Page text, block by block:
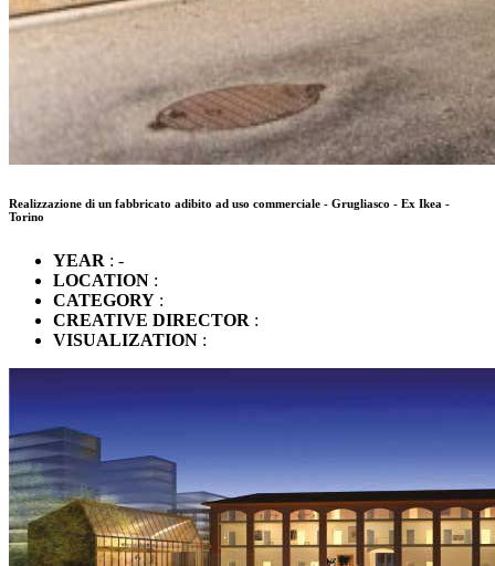
Realizzazione di un fabbricato adibito ad uso commerciale - Grugliasco - Ex Ikea -
Torino
YEAR : -
LOCATION :
CATEGORY :
CREATIVE DIRECTOR :
VISUALIZATION :